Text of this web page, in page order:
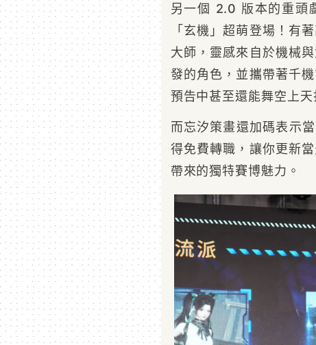
另一個 2.0 版本的重頭
「玄機」超萌登場！有
大師，靈感來自於機械
發的角色，並攜帶著千
預告中甚至還能舞空上天
而忘汐策畫還加碼表示
得免費轉職，讓你更新
帶來的獨特賽博魅力。